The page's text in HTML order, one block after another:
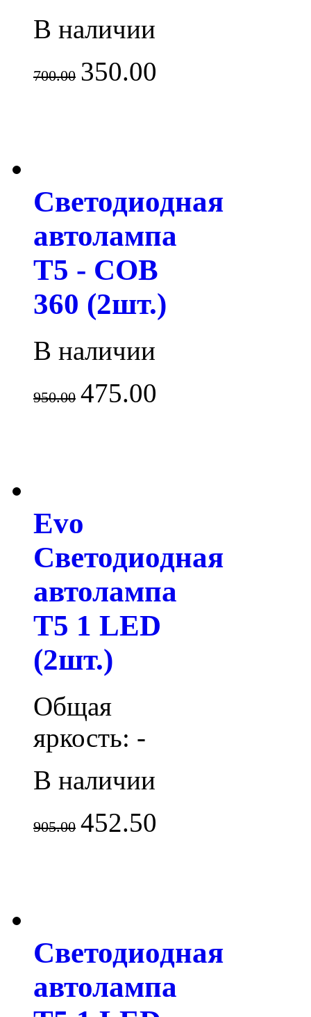
В наличии
700.00 350.00
Светодиодная
автолампа
T5 - COB
360 (2шт.)
В наличии
950.00 475.00
Evo
Светодиодная
автолампа
T5 1 LED
(2шт.)
Общая
яркость: -
В наличии
905.00 452.50
Светодиодная
автолампа